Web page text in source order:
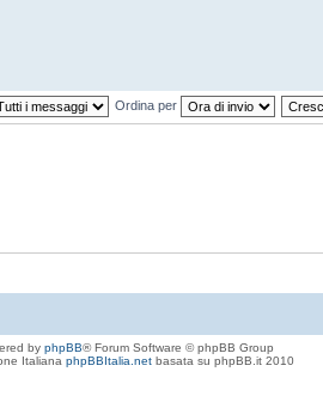
Ordina per
by phpBB® Forum Software © phpBB Group
Italiana phpBBItalia.netbasata su phpBB.it 2010